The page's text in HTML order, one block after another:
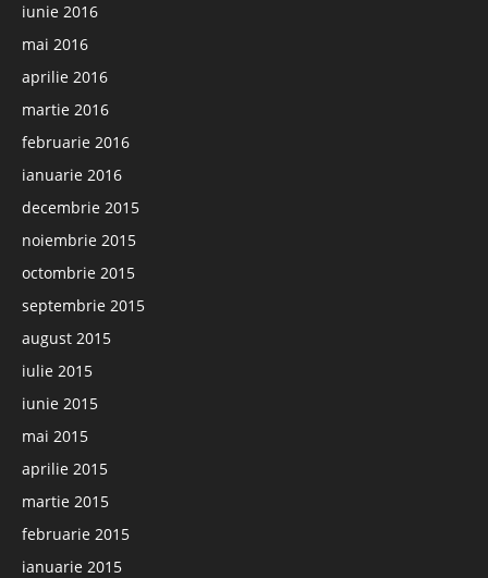
iunie 2016
mai 2016
aprilie 2016
martie 2016
februarie 2016
ianuarie 2016
decembrie 2015
noiembrie 2015
octombrie 2015
septembrie 2015
august 2015
iulie 2015
iunie 2015
mai 2015
aprilie 2015
martie 2015
februarie 2015
ianuarie 2015